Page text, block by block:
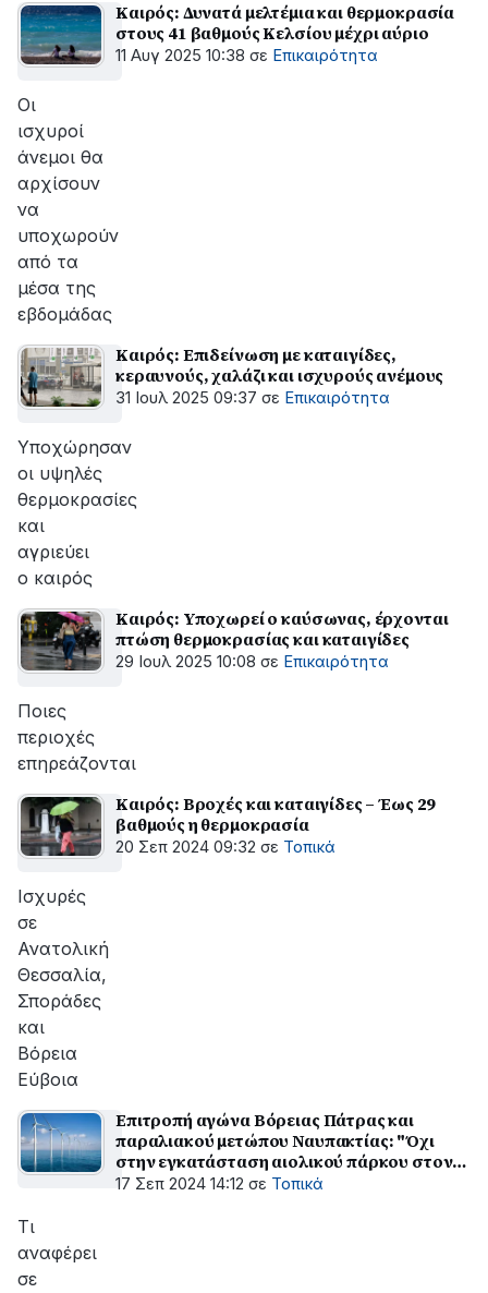
Καιρός: Δυνατά μελτέμια και θερμοκρασία
στους 41 βαθμούς Κελσίου μέχρι αύριο
11 Αυγ 2025 10:38 σε Επικαιρότητα
Οι
ισχυροί
άνεμοι θα
αρχίσουν
να
υποχωρούν
από τα
μέσα της
εβδομάδας
Καιρός: Επιδείνωση με καταιγίδες,
κεραυνούς, χαλάζι και ισχυρούς ανέμους
31 Ιουλ 2025 09:37 σε Επικαιρότητα
Υποχώρησαν
οι υψηλές
θερμοκρασίες
και
αγριεύει
ο καιρός
Καιρός: Υποχωρεί ο καύσωνας, έρχονται
πτώση θερμοκρασίας και καταιγίδες
29 Ιουλ 2025 10:08 σε Επικαιρότητα
Ποιες
περιοχές
επηρεάζονται
Καιρός: Βροχές και καταιγίδες – Έως 29
βαθμούς η θερμοκρασία
20 Σεπ 2024 09:32 σε Τοπικά
Ισχυρές
σε
Ανατολική
Θεσσαλία,
Σποράδες
και
Βόρεια
Εύβοια
Επιτροπή αγώνα Βόρειας Πάτρας και
παραλιακού μετώπου Ναυπακτίας: "Όχι
στην εγκατάσταση αιολικού πάρκου στον
Πατραϊκό Κόλπο"
17 Σεπ 2024 14:12 σε Τοπικά
Τι
αναφέρει
σε